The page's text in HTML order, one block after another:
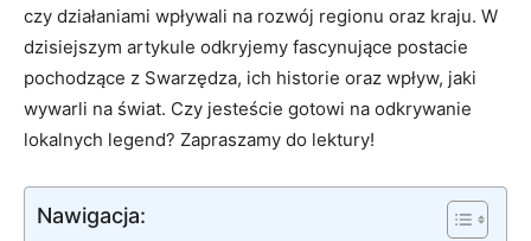
czy działaniami wpływali na rozwój regionu oraz kraju. W
dzisiejszym artykule odkryjemy fascynujące postacie
pochodzące z Swarzędza, ich historie oraz wpływ, jaki
wywarli na świat. Czy jesteście gotowi na odkrywanie
lokalnych legend? Zapraszamy do lektury!
Nawigacja: